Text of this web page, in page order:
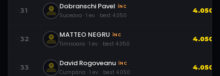
31 Dobranschi Pavel ÎNC
Suceava · 1 ev. · best 4.050
4.050
32 MATTEO NEGRU ÎNC
Timisoara · 1 ev. · best 4.050
4.050
33 David Rogoveanu ÎNC
Cumpăna · 1 ev. · best 4.050
4.050